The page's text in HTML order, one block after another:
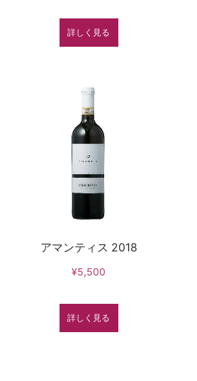
詳しく見る
アマンティス 2018
¥5,500
詳しく見る